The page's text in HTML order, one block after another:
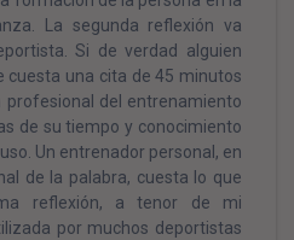
La segunda reflexión va
Si de verdad alguien
cuesta una cita de 45 minutos
profesional del entrenamiento
de su tiempo y conocimiento
Un entrenador personal, en
de la palabra, cuesta lo que
reflexión, a tenor de mi
por muchos deportistas